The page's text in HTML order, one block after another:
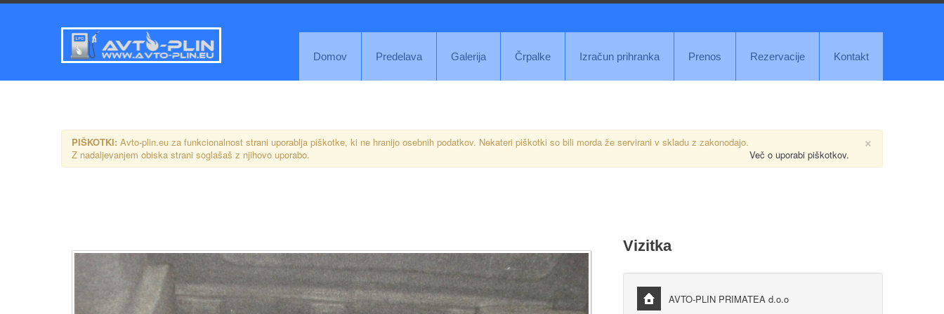
Domov Predelava Galerija Črpalke Izračun prihranka Prenos Rezervacije Kontakt
×
PIŠKOTKI: Avto-plin.eu za funkcionalnost strani uporablja piškotke, ki ne hranijo osebnih podatkov. Nekateri piškotki so bili morda že servirani v skladu z zakonodajo.
Z nadaljevanjem obiska strani soglašaš z njihovo uporabo.
Več o uporabi piškotkov.
Vizitka
AVTO-PLIN PRIMATEA d.o.o